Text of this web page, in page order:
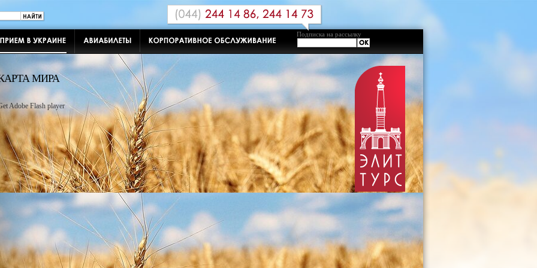
Подписка на рассылку
МИРА
Adobe Flash player